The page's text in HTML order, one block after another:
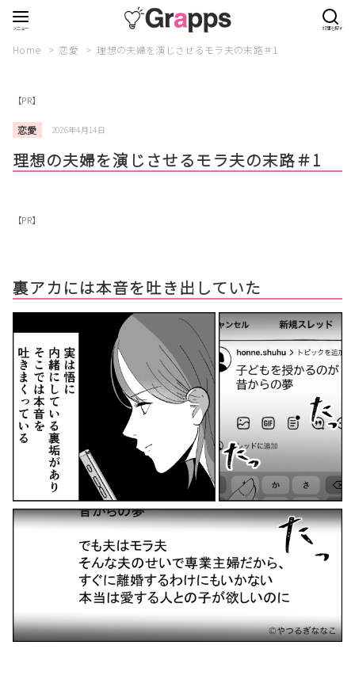
Home 恋愛 理想の夫婦を演じさせるモラ夫の末路＃1
【PR】
恋愛 2026年4月14日
理想の夫婦を演じさせるモラ夫の末路＃1
【PR】
裏アカには本音を吐き出していた